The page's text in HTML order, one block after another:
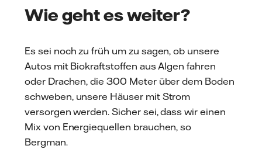
Wie geht es weiter?
Es sei noch zu früh um zu sagen, ob unsere
Autos mit Biokraftstoffen aus Algen fahren
oder Drachen, die 300 Meter über dem Boden
schweben, unsere Häuser mit Strom
versorgen werden. Sicher sei, dass wir einen
Mix von Energiequellen brauchen, so
Bergman.